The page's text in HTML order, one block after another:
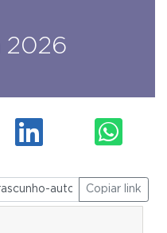
2026
Copiar link